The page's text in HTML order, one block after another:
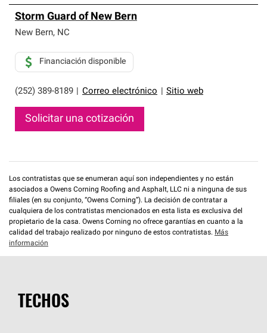
Storm Guard of New Bern
New Bern, NC
(252) 389-8189 Correo electrónico Sitio web
Financiación disponible
Solicitar una cotización
Los contratistas que se enumeran aquí son independientes y no están
asociados a Owens Corning Roofing and Asphalt, LLC ni a ninguna de sus
filiales (en su conjunto, “Owens Corning”). La decisión de contratar a
cualquiera de los contratistas mencionados en esta lista es exclusiva del
propietario de la casa. Owens Corning no ofrece garantías en cuanto a la
calidad del trabajo realizado por ninguno de estos contratistas. Más
información
TECHOS